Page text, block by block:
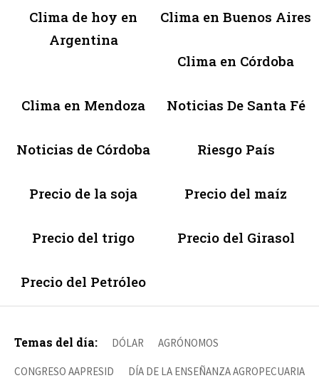
Clima de hoy en
Argentina
Clima en Buenos Aires
Clima en Córdoba
Clima en Mendoza Noticias De Santa Fé
Noticias de Córdoba Riesgo País
Precio de la soja Precio del maíz
Precio del trigo Precio del Girasol
Precio del Petróleo
Temas del día: DÓLAR AGRÓNOMOS
CONGRESO AAPRESID DÍA DE LA ENSEÑANZA AGROPECUARIA